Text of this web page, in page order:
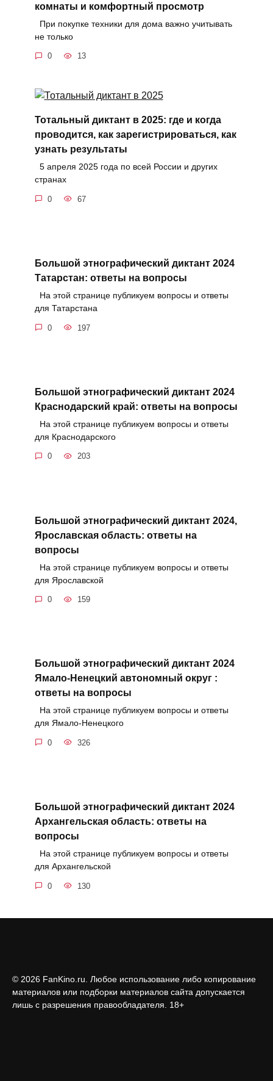
комнаты и комфортный просмотр
При покупке техники для дома важно учитывать
не только
0 13
Тотальный диктант в 2025: где и когда
проводится, как зарегистрироваться, как
узнать результаты
5 апреля 2025 года по всей России и других
странах
0 67
Большой этнографический диктант 2024
Татарстан: ответы на вопросы
На этой странице публикуем вопросы и ответы
для Татарстана
0 197
Большой этнографический диктант 2024
Краснодарский край: ответы на вопросы
На этой странице публикуем вопросы и ответы
для Краснодарского
0 203
Большой этнографический диктант 2024,
Ярославская область: ответы на
вопросы
На этой странице публикуем вопросы и ответы
для Ярославской
0 159
Большой этнографический диктант 2024
Ямало-Ненецкий автономный округ :
ответы на вопросы
На этой странице публикуем вопросы и ответы
для Ямало-Ненецкого
0 326
Большой этнографический диктант 2024
Архангельская область: ответы на
вопросы
На этой странице публикуем вопросы и ответы
для Архангельской
0 130
© 2026 FanKino.ru. Любое использование либо копирование
материалов или подборки материалов сайта допускается
лишь с разрешения правообладателя. 18+